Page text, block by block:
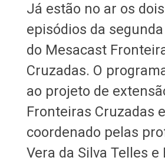
Já estão no ar os
episódios da
do Mesacast
Cruzadas. O
ao projeto de
Fronteiras Cruzadas
coordenado pelas
Vera da Silva Telles e